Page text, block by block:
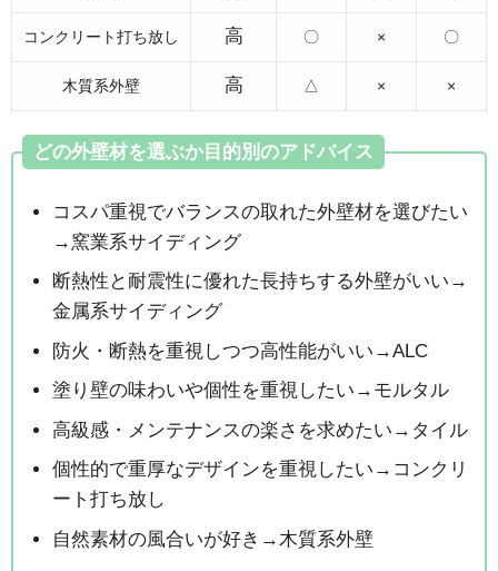
コンクリート打ち放し 高 〇 × 〇
木質系外壁 高 △ × ×
どの外壁材を選ぶか目的別のアドバイス
コスパ重視でバランスの取れた外壁材を選びたい
→窯業系サイディング
断熱性と耐震性に優れた長持ちする外壁がいい→
金属系サイディング
防火・断熱を重視しつつ高性能がいい→ALC
塗り壁の味わいや個性を重視したい→モルタル
高級感・メンテナンスの楽さを求めたい→タイル
個性的で重厚なデザインを重視したい→コンクリ
ート打ち放し
自然素材の風合いが好き→木質系外壁